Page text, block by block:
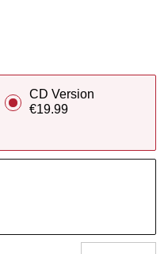
CD Version
€19.99